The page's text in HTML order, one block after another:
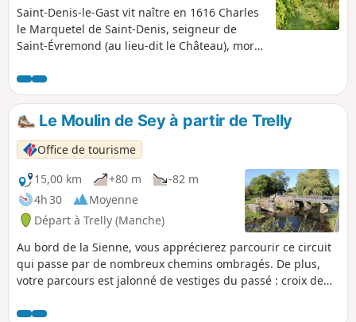
Saint-Denis-le-Gast vit naître en 1616 Charles
le Marquetel de Saint-Denis, seigneur de
Saint-Évremond (au lieu-dit le Château), mort
Évremond fut un moraliste et critique libertin
français important. Une statue
commémorative se situe sur la place du
bourg. C'est votre premier rendez-vous avec
l'histoire.
Le Moulin de Sey à partir de Trelly
Office de tourisme
15,00 km
+80 m
-82 m
4h 30
Moyenne
Départ à Trelly (Manche)
Au bord de la Sienne, vous apprécierez parcourir ce circuit
qui passe par de nombreux chemins ombragés. De plus,
votre parcours est jalonné de vestiges du passé : croix de
Une balade immanquable dans le coutançais.